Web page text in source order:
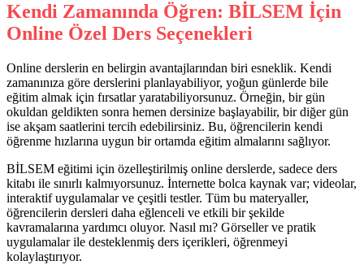
Kendi Zamanında Öğren: BİLSEM İçin
Online Özel Ders Seçenekleri
Online derslerin en belirgin avantajlarından biri esneklik. Kendi
zamanınıza göre derslerini planlayabiliyor, yoğun günlerde bile
eğitim almak için fırsatlar yaratabiliyorsunuz. Örneğin, bir gün
okuldan geldikten sonra hemen dersinize başlayabilir, bir diğer gün
ise akşam saatlerini tercih edebilirsiniz. Bu, öğrencilerin kendi
öğrenme hızlarına uygun bir ortamda eğitim almalarını sağlıyor.
BİLSEM eğitimi için özelleştirilmiş online derslerde, sadece ders
kitabı ile sınırlı kalmıyorsunuz. İnternette bolca kaynak var; videolar,
interaktif uygulamalar ve çeşitli testler. Tüm bu materyaller,
öğrencilerin dersleri daha eğlenceli ve etkili bir şekilde
kavramalarına yardımcı oluyor. Nasıl mı? Görseller ve pratik
uygulamalar ile desteklenmiş ders içerikleri, öğrenmeyi
kolaylaştırıyor.